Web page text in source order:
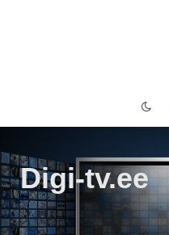
Digi-tv.ee